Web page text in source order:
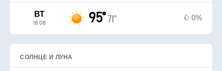
ВТ
18.08 95°71° 0%
СОЛНЦЕ И ЛУНА